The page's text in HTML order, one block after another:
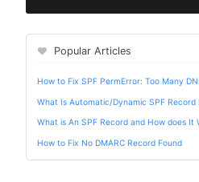
Popular Articles
How to Fix SPF PermError: Too Many
What Is Automatic/Dynamic SPF Record
What is An SPF Record and How does It
How to Fix No DMARC Record Found